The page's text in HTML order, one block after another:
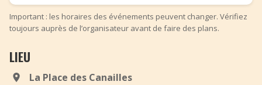
Important : les horaires des événements peuvent changer. Vérifiez
toujours auprès de l’organisateur avant de faire des plans.
LIEU
La Place des Canailles